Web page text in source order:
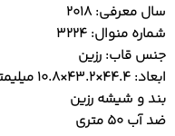
سال معرفی: 2018
شماره منوال: 3224
جنس قاب: رزین
ابعاد: 44.4×43.2×10.8 میلیمتر
بند و شیشه رزین
ضد آب 50 متری